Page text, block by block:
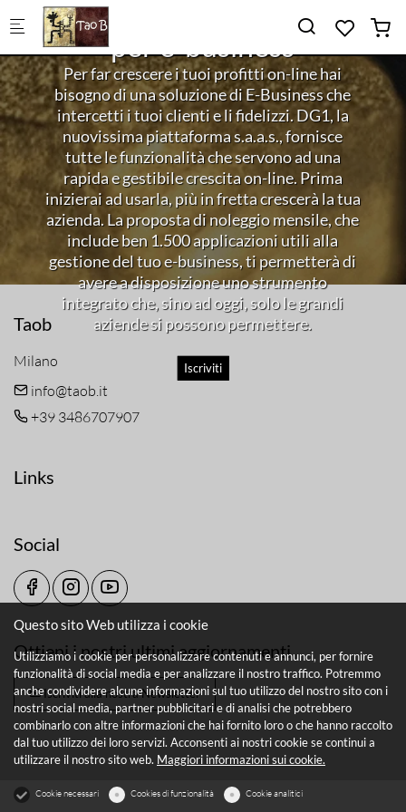
Skip to main content
piattaforma 4.0 S.a.a.s.
per e-business
Per far crescere i tuoi profitti on-line hai
bisogno di una soluzione di E-Business che
intercetti i tuoi clienti e li fidelizzi. DG1, la
nuovissima piattaforma s.a.a.s., fornisce
tutte le funzionalità che servono ad una
rapida e gestibile crescita on-line. Prima
inizierai ad usarla, più in fretta crescerà la tua
azienda. La proposta di noleggio mensile, che
include ben 1.500 applicazioni utili alla
gestione del tuo e-business, ti permetterà di
avere a disposizione uno strumento
integrato che, sino ad oggi, solo le grandi
aziende si possono permettere.
Iscriviti
Taob
Milano
info@taob.it
+39 3486707907
Links
Social
Ottieni i nostri ultimi aggiornamenti
Iscriviti alla nostra Newsletter
Questo sito Web utilizza i cookie
Utilizziamo i cookie per personalizzare contenuti e annunci, per fornire
funzionalità di social media e per analizzare il nostro traffico. Potremmo
anche condividere alcune informazioni sul tuo utilizzo del nostro sito con i
nostri social media, partner pubblicitari e di analisi che potrebbero
combinarlo con altre informazioni che hai fornito loro o che hanno raccolto
dal tuo utilizzo dei loro servizi. Acconsenti ai nostri cookie se continui a
utilizzare il nostro sito web. Maggiori informazioni sui cookie.
Cookie necessari Cookies di funzionalità Cookie analitici